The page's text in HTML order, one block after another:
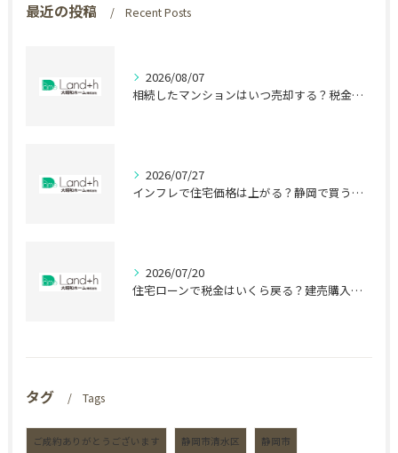
最近の投稿 Recent Posts
2026/08/07
相続したマンションはいつ売却する？税金で差が出る時期
2026/07/27
インフレで住宅価格は上がる？静岡で買う前に知る盲点
2026/07/20
住宅ローンで税金はいくら戻る？建売購入前の盲点
タグ Tags
ご成約ありがとうございます 静岡市清水区 静岡市